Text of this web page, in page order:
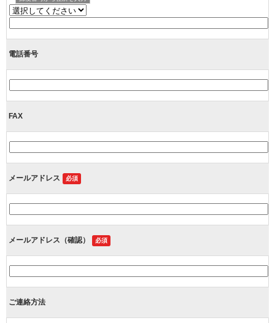
電話番号
FAX
メールアドレス 必須
メールアドレス（確認） 必須
ご連絡方法